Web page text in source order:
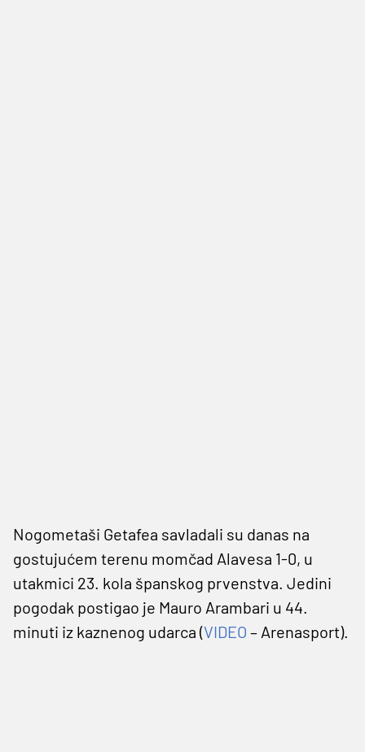
Nogometaši Getafea savladali su danas na
gostujućem terenu momčad Alavesa 1-0, u
utakmici 23. kola španskog prvenstva. Jedini
pogodak postigao je Mauro Arambari u 44.
minuti iz kaznenog udarca (VIDEO – Arenasport).